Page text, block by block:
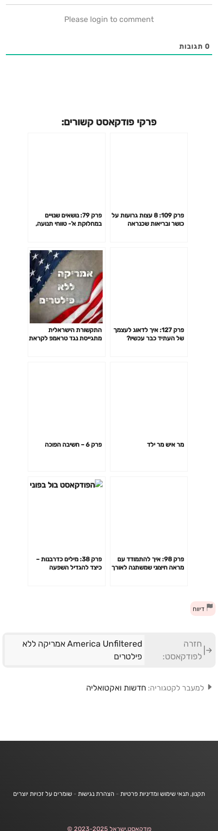
Please login to comment
0 תגובות
פרקי פודקאסט קשורים:
פרק 109: 8 עצות גרועות על
כושר ובריאות שכנראה
פרק 79: נושאים שנויים
במחלוקת א'- טווחי תנועה,
פרק 127: איך לדאוג לעצמך
של העתיד כבר עכשיו?
התקשורת הישראלית
מתגייסת נגד טראמפ לקראת
מר איש מר ילד פרק 6 – חשיבה הפוכה
פרק 98: איך להתמודד עם
מראה חיצוני שמשתנה לאורך
פרק 38: מילים כדרבנות –
כיצד להגדיל השפעה
דיווח
חזרה
לפודקאסט:
America Unfiltered אמריקה ללא
פילטרים
למעבר לקטגוריה: חדשות ואקטואליה
תקנון, תנאי שימוש ומדיניות פרטיות - הצהרת נגישות - שומרים על זכויות יוצרים
פודקאסט.ישראל 2023-2025 ©